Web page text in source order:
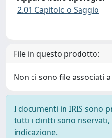
2.01 Capitolo o Saggio
File in questo prodotto:
Non ci sono file associati
I documenti in IRIS sono
tutti i diritti sono riservati,
indicazione.